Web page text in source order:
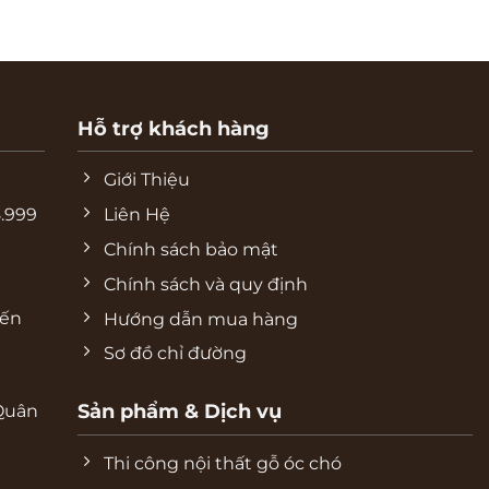
Hỗ trợ khách hàng
Giới Thiệu
Liên Hệ
Chính sách bảo mật
Chính sách và quy định
Hướng dẫn mua hàng
Sơ đồ chỉ đường
Sản phẩm & Dịch vụ
Thi công nội thất gỗ óc chó